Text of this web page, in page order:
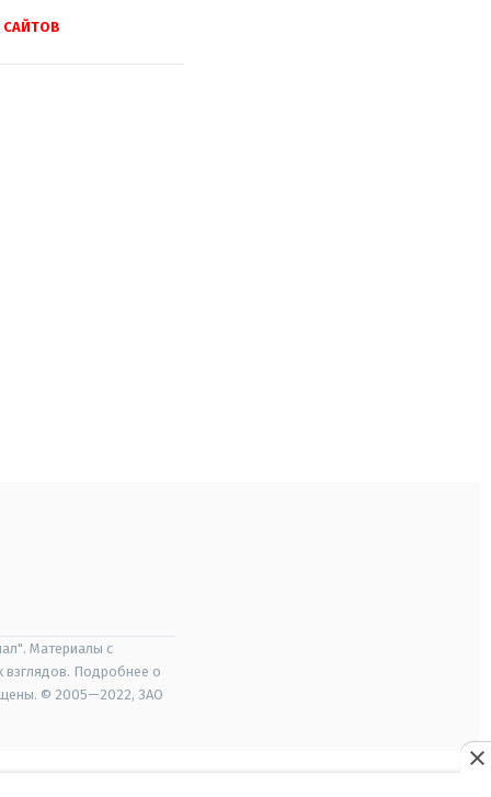
САЙТОВ
Материалы с
взглядов. Подробнее о
© 2005—2022, ЗАО